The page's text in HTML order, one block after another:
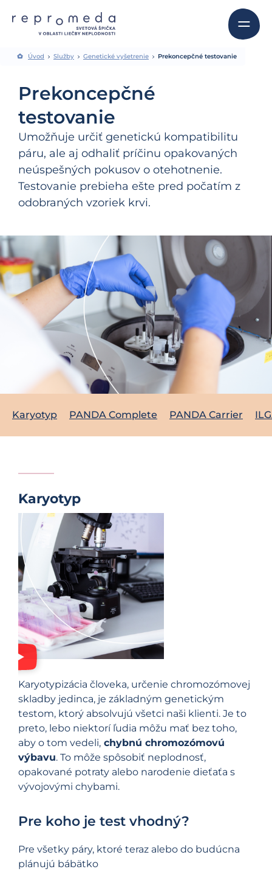
Úvod Služby Genetické vyšetrenie Prekoncepčné testovanie
Prekoncepčné
testovanie
Umožňuje určiť genetickú kompatibilitu
páru, ale aj odhaliť príčinu opakovaných
neúspešných pokusov o otehotnenie.
Testovanie prebieha ešte pred počatím z
odobraných vzoriek krvi.
Karyotyp PANDA Complete PANDA Carrier
Karyotyp
Karyotypizácia človeka, určenie chromozómovej
skladby jedinca, je základným genetickým
testom, ktorý absolvujú všetci naši klienti. Je to
preto, lebo niektorí ľudia môžu mať bez toho,
aby o tom vedeli, chybnú chromozómovú
výbavu. To môže spôsobiť neplodnosť,
opakované potraty alebo narodenie dieťaťa s
vývojovými chybami.
Pre koho je test vhodný?
Pre všetky páry, ktoré teraz alebo do budúcna
plánujú bábätko